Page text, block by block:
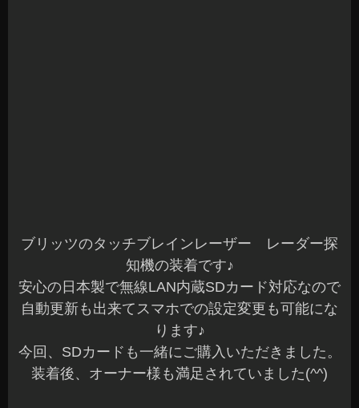
ブリッツのタッチブレインレーザー レーダー探
知機の装着です♪
安心の日本製で無線LAN内蔵SDカード対応なので
自動更新も出来てスマホでの設定変更も可能にな
ります♪
今回、SDカードも一緒にご購入いただきました。
装着後、オーナー様も満足されていました(^^)